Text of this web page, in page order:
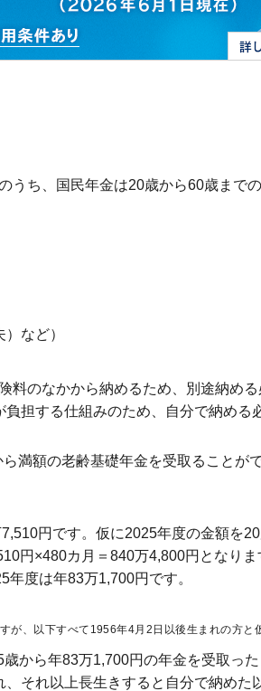
うち、国民年金は20歳から60歳まで
など）
のなかから納めるため、別途納める
担する仕組みのため、自分で納める
満額の老齢基礎年金を受取ることが
円です。仮に2025年度の金額を
円×480カ月＝840万4,800円となりま
度は年83万1,700円です。
、以下すべて1956年4月2日以後生まれの方と
から年83万1,700円の年金を受取っ
それ以上長生きすると自分で納めた